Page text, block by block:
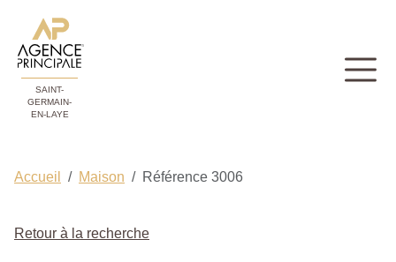
SAINT-
GERMAIN-
EN-LAYE
Accueil Maison Référence 3006
Retour à la recherche